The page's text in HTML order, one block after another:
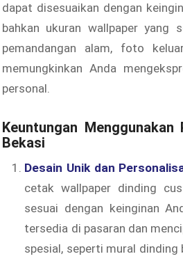
dapat disesuaikan dengan
bahkan ukuran wallpaper yang
pemandangan alam, foto
memungkinkan Anda
personal.
Keuntungan
Bekasi
Desain Unik dan
cetak wallpaper dinding
sesuai dengan keinginan
tersedia di pasaran dan
spesial, seperti mural